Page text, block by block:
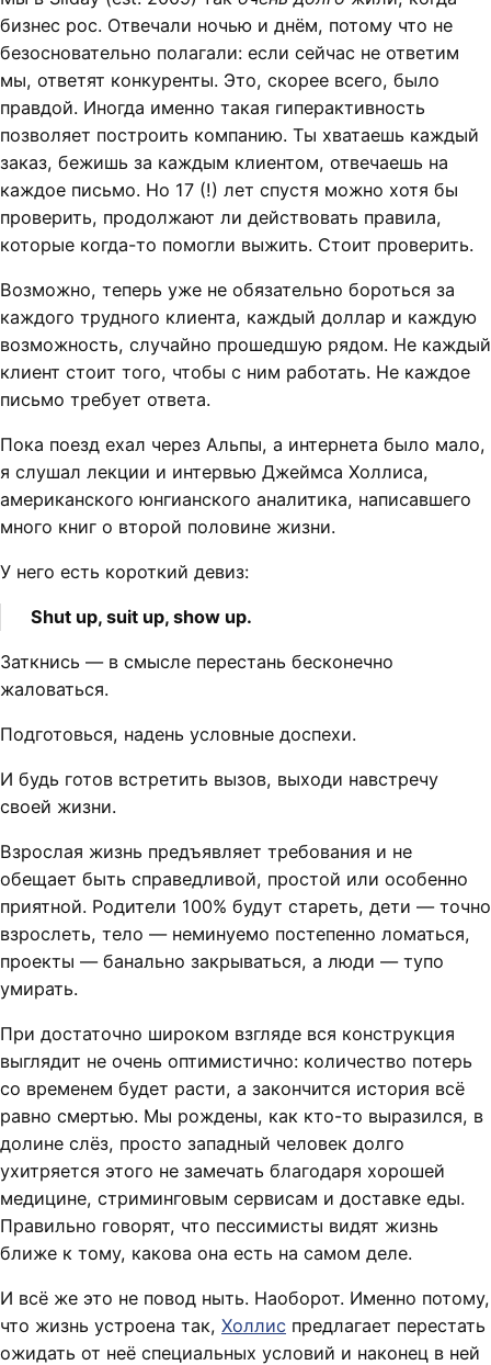
бизнес рос. Отвечали ночью и днём, потому что не
безосновательно полагали: если сейчас не ответим
мы, ответят конкуренты. Это, скорее всего, было
правдой. Иногда именно такая гиперактивность
позволяет построить компанию. Ты хватаешь каждый
заказ, бежишь за каждым клиентом, отвечаешь на
каждое письмо. Но 17 (!) лет спустя можно хотя бы
проверить, продолжают ли действовать правила,
которые когда-то помогли выжить. Стоит проверить.
Возможно, теперь уже не обязательно бороться за
каждого трудного клиента, каждый доллар и каждую
возможность, случайно прошедшую рядом. Не каждый
клиент стоит того, чтобы с ним работать. Не каждое
письмо требует ответа.
Пока поезд ехал через Альпы, а интернета было мало,
я слушал лекции и интервью Джеймса Холлиса,
американского юнгианского аналитика, написавшего
много книг о второй половине жизни.
У него есть короткий девиз:
Shut up, suit up, show up.
Заткнись — в смысле перестань бесконечно
жаловаться.
Подготовься, надень условные доспехи.
И будь готов встретить вызов, выходи навстречу
своей жизни.
Взрослая жизнь предъявляет требования и не
обещает быть справедливой, простой или особенно
приятной. Родители 100% будут стареть, дети — точно
взрослеть, тело — неминуемо постепенно ломаться,
проекты — банально закрываться, а люди — тупо
умирать.
При достаточно широком взгляде вся конструкция
выглядит не очень оптимистично: количество потерь
со временем будет расти, а закончится история всё
равно смертью. Мы рождены, как кто-то выразился, в
долине слёз, просто западный человек долго
ухитряется этого не замечать благодаря хорошей
медицине, стриминговым сервисам и доставке еды.
Правильно говорят, что пессимисты видят жизнь
ближе к тому, какова она есть на самом деле.
И всё же это не повод ныть. Наоборот. Именно потому,
что жизнь устроена так, Холлис предлагает перестать
ожидать от неё специальных условий и наконец в ней